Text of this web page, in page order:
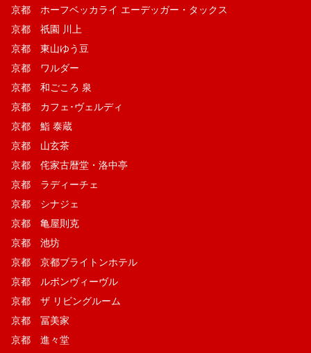
京都 ホーフベッカライ エーデッガー・タックス
京都 祇園 川上
京都 東山ゆう豆
京都 ワルダー
京都 和ごころ 泉
京都 カフェ･ヴェルディ
京都 鮨 泰蔵
京都 山玄茶
京都 侘家古暦堂・洛中亭
京都 ラディーチェ
京都 シナジェ
京都 亀屋則克
京都 池坊
京都 京都ブライトンホテル
京都 ルボンヴィーヴル
京都 ザ リビングルーム
京都 冨美家
京都 進々堂